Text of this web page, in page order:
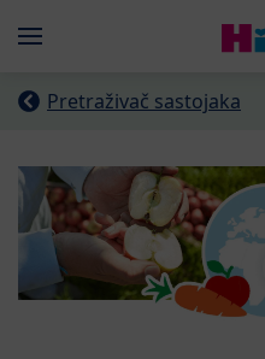
Menü
Pretraživač sastojaka